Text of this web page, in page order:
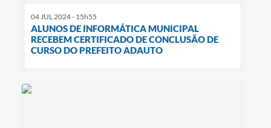
04 JUL 2024 - 15h55
ALUNOS DE INFORMÁTICA MUNICIPAL
RECEBEM CERTIFICADO DE CONCLUSÃO DE
CURSO DO PREFEITO ADAUTO